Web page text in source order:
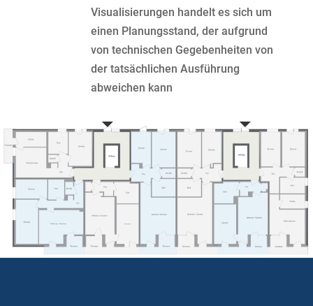
Visualisierungen handelt es sich um
einen Planungsstand, der aufgrund
von technischen Gegebenheiten von
der tatsächlichen Ausführung
abweichen kann